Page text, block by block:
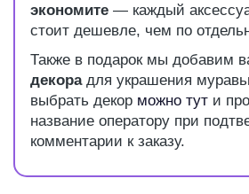
экономите — каждый
стоит дешевле, чем по
Также в подарок мы добавим
декорадля украшения
выбрать декор можно тут и
название оператору при
комментарии к заказу.